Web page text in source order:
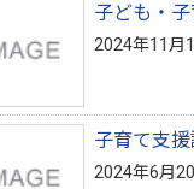
子ども・
2024年11月
子育て支
2024年6月